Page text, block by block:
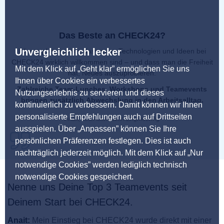
Unvergleichlich lecker
Mit dem Klick auf „Geht klar” ermöglichen Sie uns
Ihnen über Cookies ein verbessertes
Nutzungserlebnis zu servieren und dieses
kontinuierlich zu verbessern. Damit können wir Ihnen
personalisierte Empfehlungen auch auf Drittseiten
ausspielen. Über „Anpassen” können Sie Ihre
persönlichen Präferenzen festlegen. Dies ist auch
nachträglich jederzeit möglich. Mit dem Klick auf „Nur
notwendige Cookies” werden lediglich technisch
notwendige Cookies gespeichert.
Das Beste an CHECK24?
Ich mag besonders, dass neue Technologien und Ideen bei
CHECK24 wirklich willkommen sind – und dass man die Freiheit
hat, Neues auszuprobieren.
Zahlreiche Team-Lunches, Workshops und Teamevents
bringen zusätzlich Abwechslung in den Arbeitsalltag.
Anait, Test Automation Engineering
Nenne uns Deine Top 3 Teamevents seit
Deinem Start bei CHECK24.
Anait: Mein Einstieg bei CHECK24 wurde direkt mit einer